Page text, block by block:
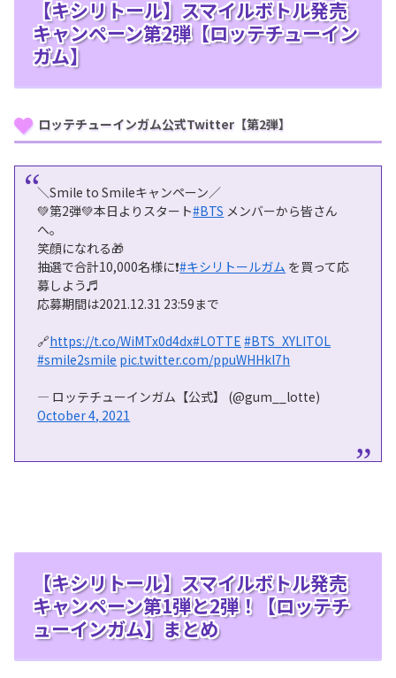
【キシリトール】スマイルボトル発売
キャンペーン第2弾【ロッテチューイン
ガム】
ロッテチューインガム公式Twitter【第2弾】
＼Smile to Smileキャンペーン／
💚第2弾💚本日よりスタート#BTS メンバーから皆さん
へ。
笑顔になれる🎁
抽選で合計10,000名様に❗#キシリトールガム を買って応
募しよう♬
応募期間は2021.12.31 23:59まで
🔗https://t.co/WiMTx0d4dx#LOTTE #BTS_XYLITOL
#smile2smile pic.twitter.com/ppuWHHkl7h
— ロッテチューインガム【公式】 (@gum__lotte)
October 4, 2021
【キシリトール】スマイルボトル発売
キャンペーン第1弾と2弾！【ロッテチ
ューインガム】まとめ